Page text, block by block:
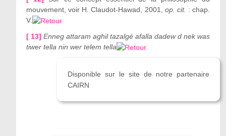
mouvement, voir H. Claudot-Hawad, 2001, op. cit. : chap.
V.
[ 13] Enneg attaram aghil tazalgé afalla dadew d nek was
tiwer tella nin wer telem tella
Disponible sur le site de notre partenaire
CAIRN